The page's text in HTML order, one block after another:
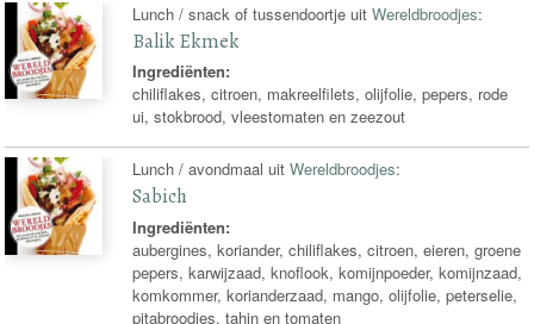
Lunch / snack of tussendoortje uitWereldbroodjes:
Balik Ekmek
Ingrediënten:
chiliflakes, citroen, makreelfilets, olijfolie, pepers, rode
ui, stokbrood, vleestomaten en zeezout
Lunch / avondmaal uitWereldbroodjes:
Sabich
Ingrediënten:
aubergines, koriander, chiliflakes, citroen, eieren, groene
pepers, karwijzaad, knoflook, komijnpoeder, komijnzaad,
komkommer, korianderzaad, mango, olijfolie, peterselie,
pitabroodjes, tahin en tomaten